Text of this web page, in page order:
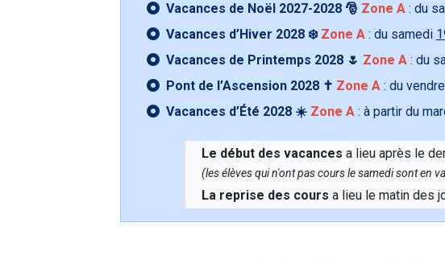
Vacances de Noël 2027-2028 🎅 Zone A: du
Vacances d’Hiver 2028 ❄️ Zone A: du samedi
Vacances de Printemps 2028 🌷 Zone A: du
Pont de l’Ascension 2028 ✝️ Zone A: du
Vacances d’Été 2028 ☀️ Zone A: à partir du
Le début des vacances a lieu après le
(les élèves qui n'ont pas cours le samedi sont en
La reprise des cours a lieu le matin des